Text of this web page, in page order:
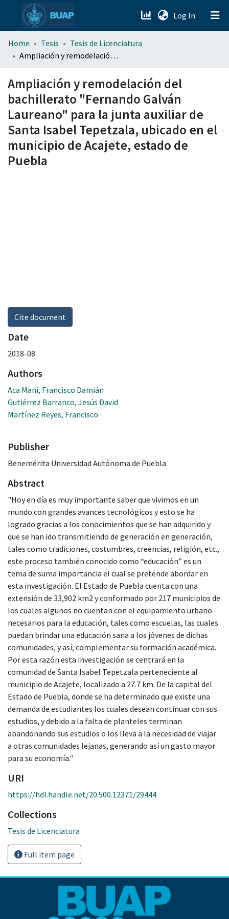
Log In (current)
menu.section.about_menu
Home Tesis
Tesis de Licenciatura
Ampliación y remodelación del bachillerato "Fernando Galván Laureano" para la junta auxiliar de Santa Isabel Tepetzala, ubicado en el municipio de Acajete, estado de Puebla
Ampliación y remodelación del
bachillerato "Fernando Galván
Laureano" para la junta auxiliar de
Santa Isabel Tepetzala, ubicado en el
municipio de Acajete, estado de
Puebla
Cite document
Date
2018-08
Authors
Aca Mani, Francisco Damián
Gutiérrez Barranco, Jesús David
Martínez Reyes, Francisco
Publisher
Benemérita Universidad Autónoma de Puebla
Abstract
"Hoy en día es muy importante saber que vivimos en un
mundo con grandes avances tecnológicos y esto se ha
logrado gracias a los conocimientos que se han adquirido y
que se han ido transmitiendo de generación en generación,
tales como tradiciones, costumbres, creencias, religión, etc.,
este proceso también conocido como “educación” es un
tema de suma importancia el cual se pretende abordar en
esta investigación. El Estado de Puebla cuenta con una
extensión de 33,902 km2 y conformado por 217 municipios de
los cuales algunos no cuentan con el equipamiento urbano
necesarios para la educación, tales como escuelas, las cuales
puedan brindar una educación sana a los jóvenes de dichas
comunidades, y así, complementar su formación académica.
Por esta razón esta investigación se centrará en la
comunidad de Santa Isabel Tepetzala perteneciente al
municipio de Acajete, localizado a 27.7 km. De la capital del
Estado de Puebla, donde se ha determinado que existe una
demanda de estudiantes los cuales desean continuar con sus
estudios, y debido a la falta de planteles terminan
abandonando sus estudios o los lleva a la necesidad de viajar
a otras comunidades lejanas, generando así un gasto mayor
para su economía."
URI
https://hdl.handle.net/20.500.12371/29444
Collections
Tesis de Licenciatura
Full item page